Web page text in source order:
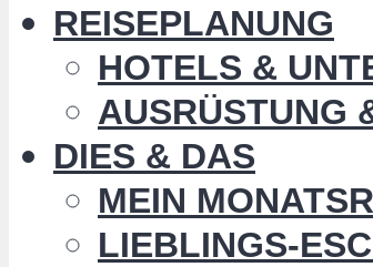
REISEPLANUNG
HOTELS &
AUSRÜSTUNG
DIES & DAS
MEIN
LIEBLINGS-